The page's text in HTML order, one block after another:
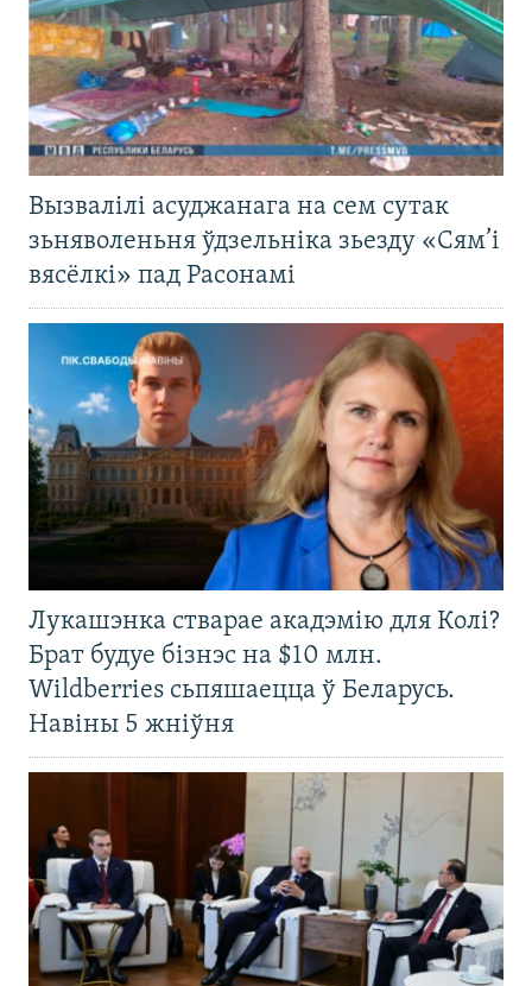
Вызвалілі асуджанага на сем сутак
зьняволеньня ўдзельніка зьезду «Сям’і
вясёлкі» пад Расонамі
Лукашэнка стварае акадэмію для Колі?
Брат будуе бізнэс на $10 млн.
Wildberries сьпяшаецца ў Беларусь.
Навіны 5 жніўня